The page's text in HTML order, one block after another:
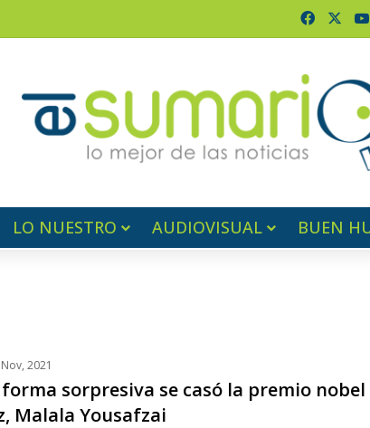
Facebook
LO NUESTRO AUDIOVISUAL BUEN
2021
forma sorpresiva se casó la premio nobel
Malala Yousafzai